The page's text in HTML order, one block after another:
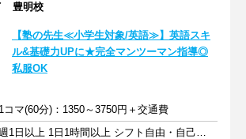
豊明校
【塾の先生≪小学生対象/英語≫】英語スキ
ル&基礎力UPに★完全マンツーマン指導◎
私服OK
1コマ(60分)：1350～3750円＋交通費
週1日以上 1日1時間以上 シフト自由・自己申告